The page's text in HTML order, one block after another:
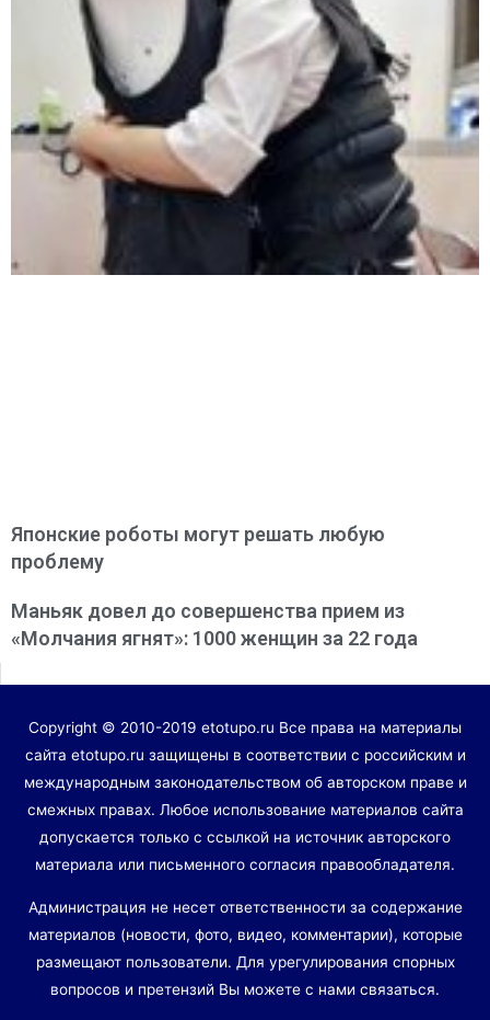
Японские роботы могут решать любую
проблему
Маньяк довел до совершенства прием из
«Молчания ягнят»: 1000 женщин за 22 года
Copyright © 2010-2019 etotupo.ru Все права на материалы
сайта etotupo.ru защищены в соответствии с российским и
международным законодательством об авторском праве и
смежных правах. Любое использование материалов сайта
допускается только с ссылкой на источник авторского
материала или письменного согласия правообладателя.
Администрация не несет ответственности за содержание
материалов (новости, фото, видео, комментарии), которые
размещают пользователи. Для урегулирования спорных
вопросов и претензий Вы можете с нами связаться.